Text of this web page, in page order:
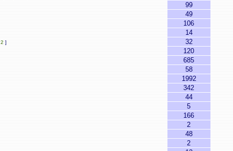
99
49
106
14
2 ] 32
120
685
58
1992
342
44
5
166
2
48
2